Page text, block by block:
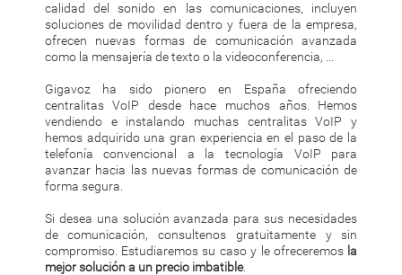
calidad del sonido en las comunicaciones, incluyen
soluciones de movilidad dentro y fuera de la empresa,
ofrecen nuevas formas de comunicación avanzada
como la mensajería de texto o la videoconferencia, ...
Gigavoz ha sido pionero en España ofreciendo
centralitas VoIP desde hace muchos años. Hemos
vendiendo e instalando muchas centralitas VoIP y
hemos adquirido una gran experiencia en el paso de la
telefonía convencional a la tecnología VoIP para
avanzar hacia las nuevas formas de comunicación de
forma segura.
Si desea una solución avanzada para sus necesidades
de comunicación, consultenos gratuitamente y sin
compromiso. Estudiaremos su caso y le ofreceremos la
mejor solución a un precio imbatible.